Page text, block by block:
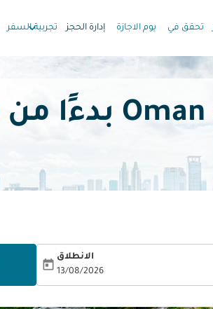
تحقق في يوم الاجازة إدارة الحجز تجربية السفر
keyboard_arrow_down
الانطلاق
13/08/2026
today